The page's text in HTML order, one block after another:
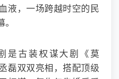
液，一场跨越时空的民
是古装权谋大剧《莫
磊双双亮相，搭配顶级